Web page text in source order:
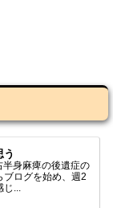
身麻痺の後遺症の
ブログを始め、週2
...